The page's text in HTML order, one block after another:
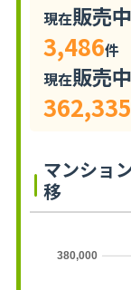
現在販売中
3,486件
現在販売中
362,335
マンショ
移
380,000